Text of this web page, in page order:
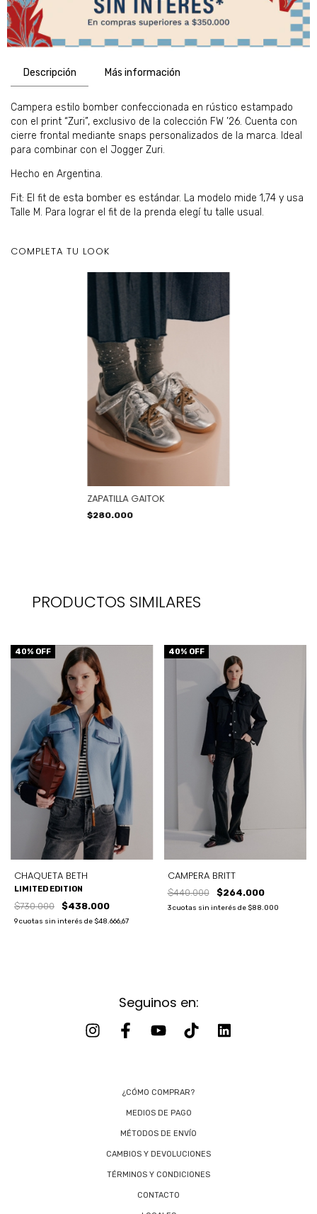
Descripción Más información
Campera estilo bomber confeccionada en rústico estampado
con el print “Zuri”, exclusivo de la colección FW ’26. Cuenta con
cierre frontal mediante snaps personalizados de la marca. Ideal
para combinar con el Jogger Zuri.
Hecho en Argentina.
Fit: El fit de esta bomber es estándar. La modelo mide 1,74 y usa
Talle M. Para lograr el fit de la prenda elegí tu talle usual.
PRODUCTOS SIMILARES
40% OFF
CHAQUETA BETH
LIMITED EDITION
$730.000 $438.000
9cuotas sin interés de $48.666,67
40% OFF
CAMPERA BRITT
$440.000 $264.000
3 cuotas sin interés de $88.000
COMPLETA TU LOOK
ZAPATILLA GAITOK
$280.000
Seguinos en:
¿CÓMO COMPRAR?
MEDIOS DE PAGO
MÉTODOS DE ENVÍO
CAMBIOS Y DEVOLUCIONES
TÉRMINOS Y CONDICIONES
CONTACTO